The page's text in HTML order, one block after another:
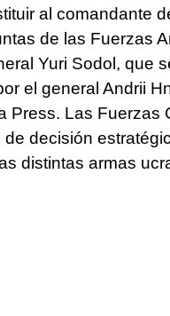
al comandante
de las Fuerzas
Yuri Sodol, que
el general Andrii
Press. Las Fuerzas
decisión
distintas armas